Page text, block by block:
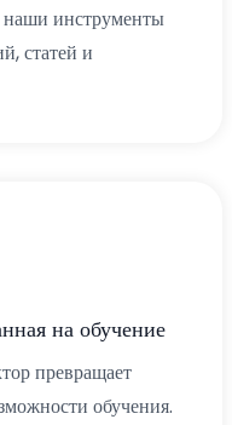
наши инструменты
статей и
на обучение
превращает
обучения.